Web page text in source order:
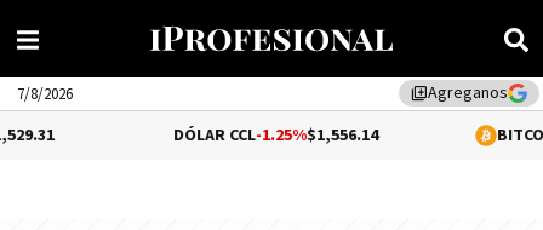
library_addAgreganos
7/8/2026
DÓLAR CCL-1.25%$1,556.14 BITCOIN1.12%